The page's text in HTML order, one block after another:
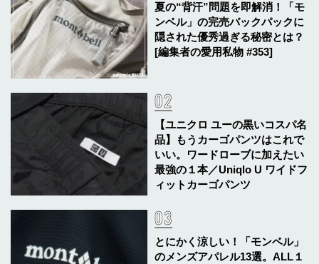
夏の“背汗”問題を即解消！「モ
ンベル」の完売バックパックに
隠された優秀過ぎる秘密とは？
[編集者の愛用私物 #353]
【ユニクロ ユーの黒いコスパ名
品】もうカーゴパンツはこれで
いい。ワードローブに加えたい
最強の１本／Uniqlo U ワイドフ
ィットカーゴパンツ
とにかく涼しい！「モンベル」
のメンズアパレル13選。ALL１